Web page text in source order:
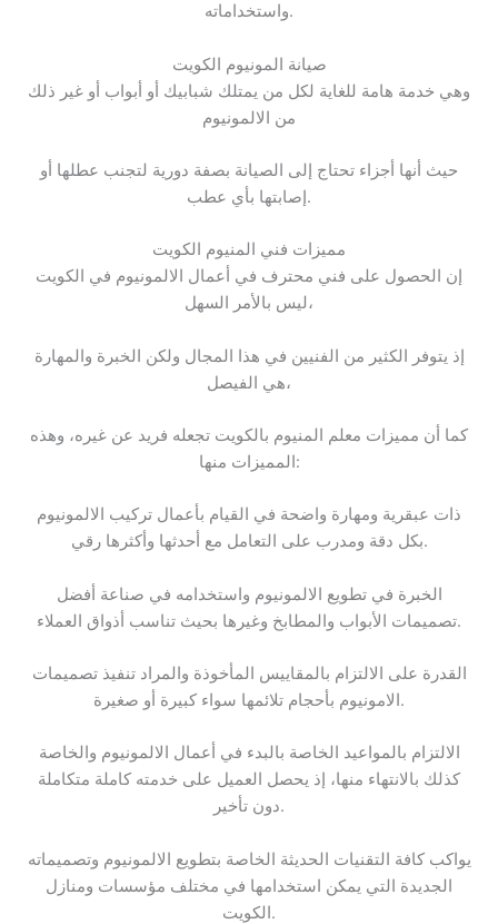
واستخداماته.
صيانة المونيوم الكويت
وهي خدمة هامة للغاية لكل من يمتلك شبابيك أو أبواب أو غير ذلك
من الالمونيوم
حيث أنها أجزاء تحتاج إلى الصيانة بصفة دورية لتجنب عطلها أو
إصابتها بأي عطب.
مميزات فني المنيوم الكويت
إن الحصول على فني محترف في أعمال الالمونيوم في الكويت
ليس بالأمر السهل،
إذ يتوفر الكثير من الفنيين في هذا المجال ولكن الخبرة والمهارة
هي الفيصل،
كما أن مميزات معلم المنيوم بالكويت تجعله فريد عن غيره، وهذه
المميزات منها:
ذات عبقرية ومهارة واضحة في القيام بأعمال تركيب الالمونيوم
بكل دقة ومدرب على التعامل مع أحدثها وأكثرها رقي.
الخبرة في تطويع الالمونيوم واستخدامه في صناعة أفضل
تصميمات الأبواب والمطابخ وغيرها بحيث تناسب أذواق العملاء.
القدرة على الالتزام بالمقاييس المأخوذة والمراد تنفيذ تصميمات
الامونيوم بأحجام تلائمها سواء كبيرة أو صغيرة.
الالتزام بالمواعيد الخاصة بالبدء في أعمال الالمونيوم والخاصة
كذلك بالانتهاء منها، إذ يحصل العميل على خدمته كاملة متكاملة
دون تأخير.
يواكب كافة التقنيات الحديثة الخاصة بتطويع الالمونيوم وتصميماته
الجديدة التي يمكن استخدامها في مختلف مؤسسات ومنازل
الكويت.